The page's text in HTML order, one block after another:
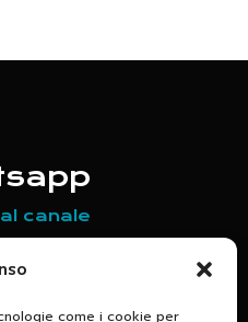
come i cookie per
canale